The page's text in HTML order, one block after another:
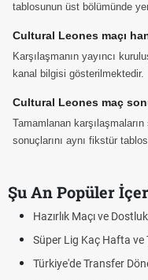
tablosunun üst bölümünde
Cultural Leones maçı
Karşılaşmanın yayıncı
kanal bilgisi gösterilmektedir.
Cultural Leones maç
Tamamlanan
sonuçlarını aynı fikstür
Şu An Popüler
Hazırlık Maçı ve
Süper Lig Kaç Hafta ve
Türkiye'de Transfer